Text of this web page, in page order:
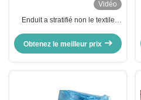
Vidéo
Enduit a stratifié non le textile
pour l'usage médical
Obtenez le meilleur prix